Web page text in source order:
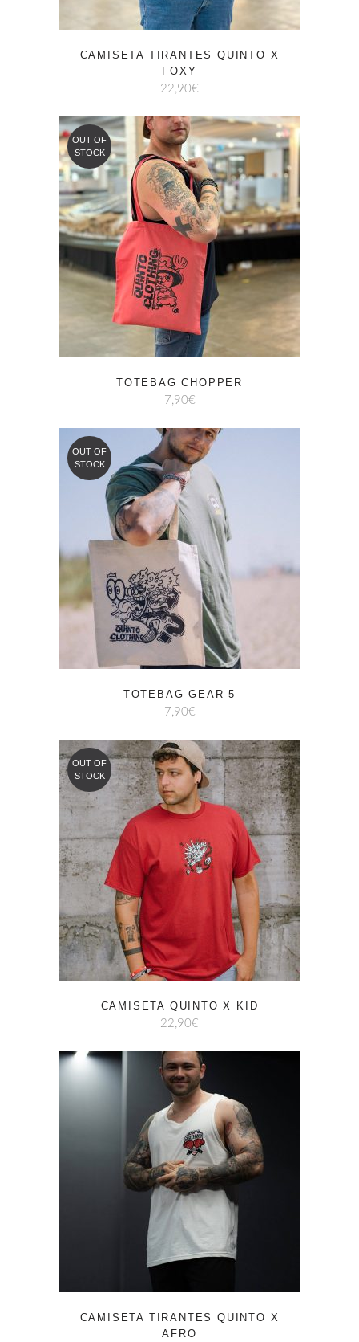
CAMISETA TIRANTES QUINTO X
FOXY
22,90€
OUT OF
STOCK
TOTEBAG CHOPPER
7,90€
OUT OF
STOCK
TOTEBAG GEAR 5
7,90€
OUT OF
STOCK
CAMISETA QUINTO X KID
22,90€
CAMISETA TIRANTES QUINTO X
AFRO